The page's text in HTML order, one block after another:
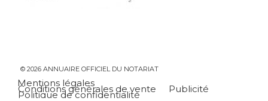
© 2026 ANNUAIRE OFFICIEL DU NOTARIAT
Mentions légales
Conditions générales de vente Publicité
Politique de confidentialité